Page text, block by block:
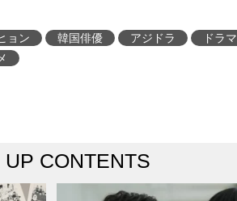
ョン 韓国俳優 アジドラ
ドラマ
UP CONTENTS